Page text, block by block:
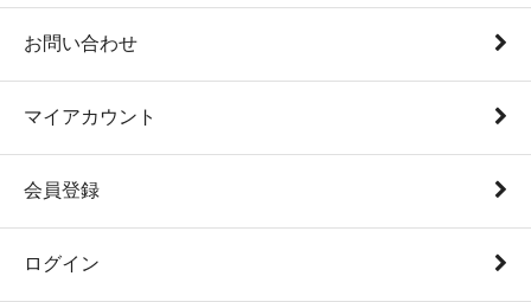
お問い合わせ
マイアカウント
会員登録
ログイン